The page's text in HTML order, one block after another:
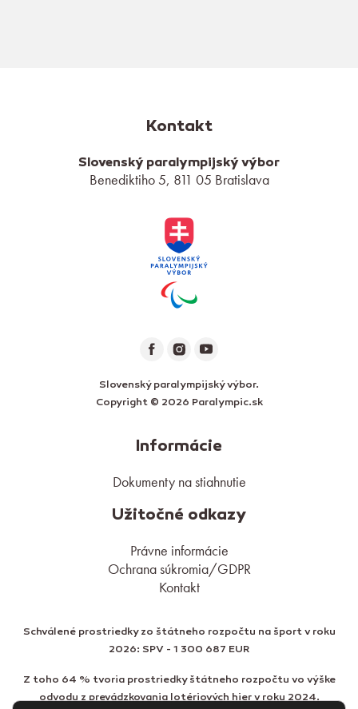
Kontakt
Slovenský paralympijský výbor
Benediktiho 5, 811 05 Bratislava
Slovenský paralympijský výbor.
Copyright © 2026 Paralympic.sk
Informácie
Dokumenty na stiahnutie
Užitočné odkazy
Právne informácie
Ochrana súkromia/GDPR
Kontakt
Schválené prostriedky zo štátneho rozpočtu na šport v roku
2026: SPV - 1 300 687 EUR
Z toho 64 % tvoria prostriedky štátneho rozpočtu vo výške
odvodu z prevádzkovania lotériových hier v roku 2024.